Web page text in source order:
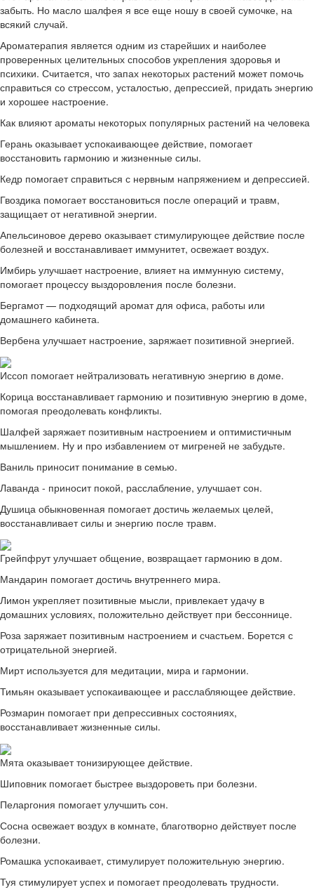
забыть. Но масло шалфея я все еще ношу в своей сумочке, на
всякий случай.
Ароматерапия является одним из старейших и наиболее
проверенных целительных способов укрепления здоровья и
психики. Считается, что запах некоторых растений может помочь
справиться со стрессом, усталостью, депрессией, придать энергию
и хорошее настроение.
Как влияют ароматы некоторых популярных растений на человека
Герань оказывает успокаивающее действие, помогает
восстановить гармонию и жизненные силы.
Кедр помогает справиться с нервным напряжением и депрессией.
Гвоздика помогает восстановиться после операций и травм,
защищает от негативной энергии.
Апельсиновое дерево оказывает стимулирующее действие после
болезней и восстанавливает иммунитет, освежает воздух.
Имбирь улучшает настроение, влияет на иммунную систему,
помогает процессу выздоровления после болезни.
Бергамот — подходящий аромат для офиса, работы или
домашнего кабинета.
Вербена улучшает настроение, заряжает позитивной энергией.
Иссоп помогает нейтрализовать негативную энергию в доме.
Корица восстанавливает гармонию и позитивную энергию в доме,
помогая преодолевать конфликты.
Шалфей заряжает позитивным настроением и оптимистичным
мышлением. Ну и про избавлением от мигреней не забудьте.
Ваниль приносит понимание в семью.
Лаванда - приносит покой, расслабление, улучшает сон.
Душица обыкновенная помогает достичь желаемых целей,
восстанавливает силы и энергию после травм.
Грейпфрут улучшает общение, возвращает гармонию в дом.
Мандарин помогает достичь внутреннего мира.
Лимон укрепляет позитивные мысли, привлекает удачу в
домашних условиях, положительно действует при бессоннице.
Роза заряжает позитивным настроением и счастьем. Борется с
отрицательной энергией.
Мирт используется для медитации, мира и гармонии.
Тимьян оказывает успокаивающее и расслабляющее действие.
Розмарин помогает при депрессивных состояниях,
восстанавливает жизненные силы.
Мята оказывает тонизирующее действие.
Шиповник помогает быстрее выздороветь при болезни.
Пеларгония помогает улучшить сон.
Сосна освежает воздух в комнате, благотворно действует после
болезни.
Ромашка успокаивает, стимулирует положительную энергию.
Туя стимулирует успех и помогает преодолевать трудности.